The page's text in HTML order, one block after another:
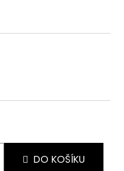
DO KOŠÍKU